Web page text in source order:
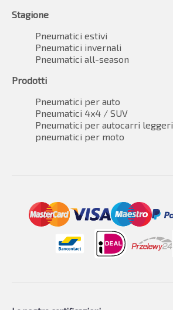
Stagione
Pneumatici estivi
Pneumatici invernali
Pneumatici all-season
Prodotti
Pneumatici per auto
Pneumatici 4x4 / SUV
Pneumatici per autocarri leggeri
pneumatici per moto